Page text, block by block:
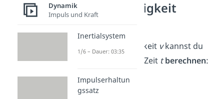
Geschwindigkeit
berechnen
Die Geschwindigkeit vkannst du
pro Zeit t berechnen:
Dynamik
Impuls und Kraft
Inertialsystem
1/6 – Dauer: 03:35
Impulserhaltun
gssatz